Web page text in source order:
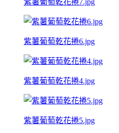
紫薯葡萄乾花捲6.jpg
紫薯葡萄乾花捲4.jpg
紫薯葡萄乾花捲5.jpg